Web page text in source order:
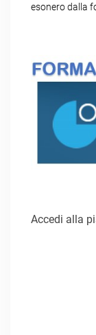
esonero dalla
Accedi alla